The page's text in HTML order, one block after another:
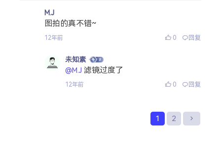
M.J
图拍的真不错~
12年前 0 回复
未知素
@M.J 滤镜过度了
12年前 0 回复
1 2